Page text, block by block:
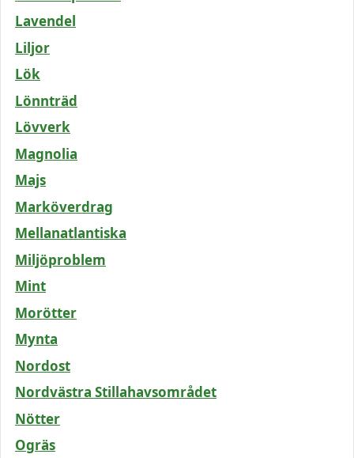
Lavendel
Liljor
Lök
Lönnträd
Lövverk
Magnolia
Majs
Marköverdrag
Mellanatlantiska
Miljöproblem
Mint
Morötter
Mynta
Nordost
Nordvästra Stillahavsområdet
Nötter
Ogräs